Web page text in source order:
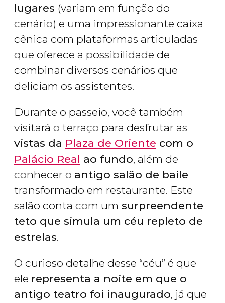
lugares (variam em função do
cenário) e uma impressionante caixa
cênica com plataformas articuladas
que oferece a possibilidade de
combinar diversos cenários que
deliciam os assistentes.
Durante o passeio, você também
visitará o terraço para desfrutar as
vistas da Plaza de Oriente com o
Palácio Real ao fundo, além de
conhecer o antigo salão de baile
transformado em restaurante. Este
salão conta com um surpreendente
teto que simula um céu repleto de
estrelas.
O curioso detalhe desse “céu” é que
ele representa a noite em que o
antigo teatro foi inaugurado, já que